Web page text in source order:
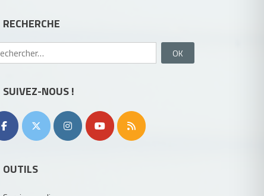
RECHERCHE
Rechercher :
SUIVEZ-NOUS !
OUTILS